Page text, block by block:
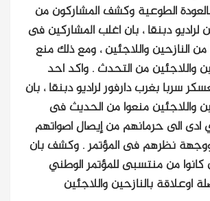
الطوعية وكشف المشاركون من
لراديو دبنقا ، بان اغلب المشاركين فى
من النازحين واللاجئين ، ومع ذلك منع
واللاجئين من التحدث . واكد احد
سربا بغرب دارفور لراديو دبنقا ، بان
واللاجئين منعوا من الحديث فى
ادى الى حرمانهم من إيصال اصواتهم
نظرهم فى المؤتمر . وكشف بان
كانوا من منتسبى للمؤتمر الوطني
بالنازحين واللاجئين